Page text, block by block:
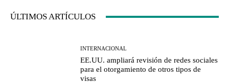
ÚLTIMOS ARTÍCULOS
INTERNACIONAL
EE.UU. ampliará revisión de redes sociales
para el otorgamiento de otros tipos de
visas